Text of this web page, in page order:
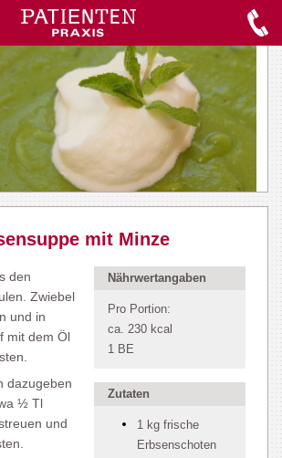
mit Minze
Nährwertangaben
Pro Portion:
ca. 230 kcal
1 BE
Zutaten
1 kg frische
Erbsenschoten
den
Zwiebel
und in
mit dem Öl
dazugeben
½ Tl
und